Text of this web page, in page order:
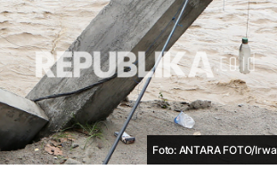
Foto: ANTARA FOTO/